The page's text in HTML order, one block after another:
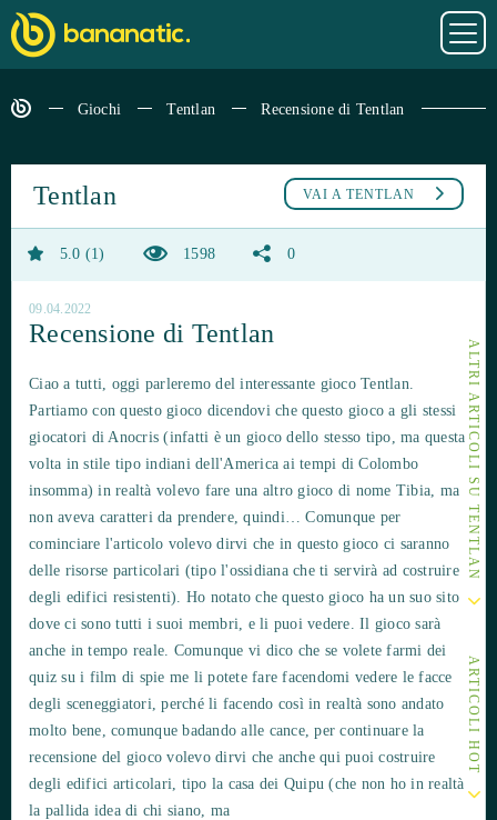
Giochi Tentlan Recensione di Tentlan
ALTRI ARTICOLI SU TENTLAN
ARTICOLI HOT
VAI A TENTLAN
Tentlan
5.0 1 1598 0
09.04.2022
Recensione di Tentlan
Ciao a tutti, oggi parleremo del interessante gioco Tentlan.
Partiamo con questo gioco dicendovi che questo gioco a gli stessi
giocatori di Anocris (infatti è un gioco dello stesso tipo, ma questa
volta in stile tipo indiani dell'America ai tempi di Colombo
insomma) in realtà volevo fare una altro gioco di nome Tibia, ma
non aveva caratteri da prendere, quindi… Comunque per
cominciare l'articolo volevo dirvi che in questo gioco ci saranno
delle risorse particolari (tipo l'ossidiana che ti servirà ad costruire
degli edifici resistenti). Ho notato che questo gioco ha un suo sito
dove ci sono tutti i suoi membri, e li puoi vedere. Il gioco sarà
anche in tempo reale. Comunque vi dico che se volete farmi dei
quiz su i film di spie me li potete fare facendomi vedere le facce
degli sceneggiatori, perché li facendo così in realtà sono andato
molto bene, comunque badando alle cance, per continuare la
recensione del gioco volevo dirvi che anche qui puoi costruire
degli edifici articolari, tipo la casa dei Quipu (che non ho in realtà
la pallida idea di chi siano, ma